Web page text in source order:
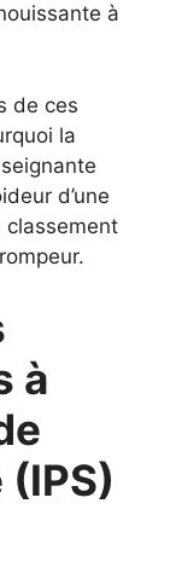
à
de ces
la
d’une
classement
à